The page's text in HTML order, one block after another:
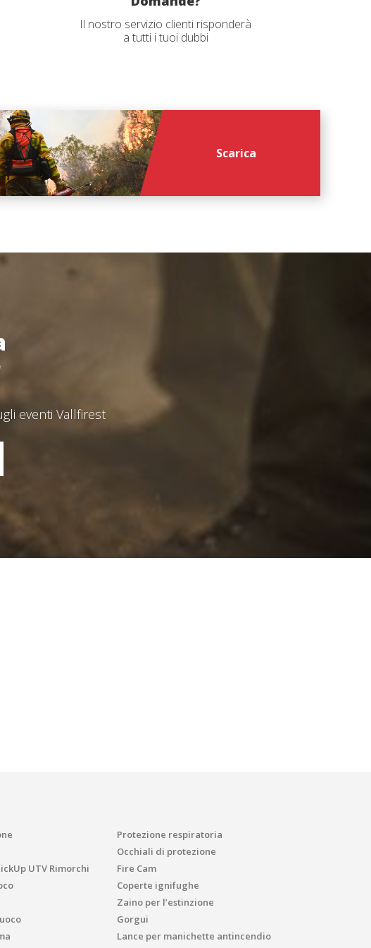
Il nostro servizio clienti risponderà
a tutti i tuoi dubbi
Scarica
eventi Vallfirest
UTV Rimorchi
Protezione respiratoria
Occhiali di protezione
Fire Cam
Coperte ignifughe
Zaino per l’estinzione
Gorgui
Lance per manichette antincendio